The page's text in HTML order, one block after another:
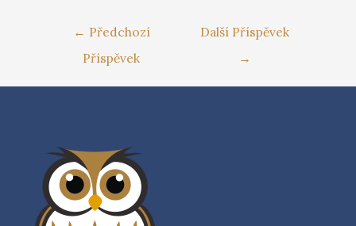
← Předchozí
Příspěvek
Další Příspěvek
→